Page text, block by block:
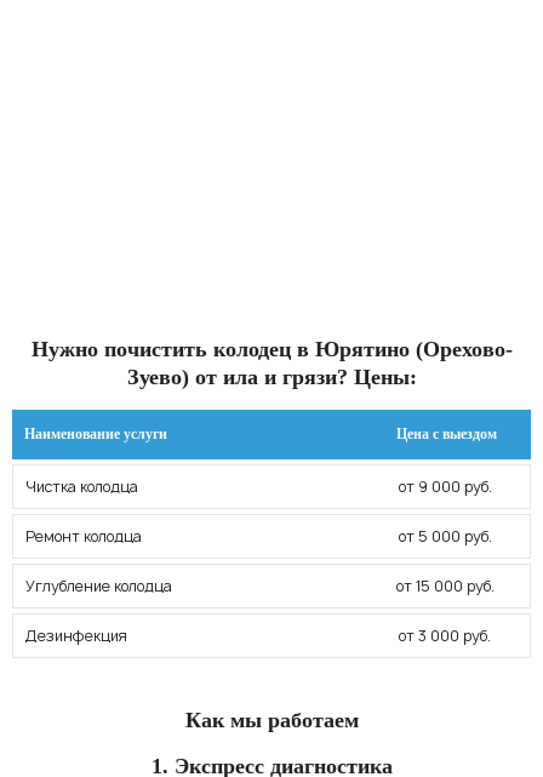
Нужно почистить колодец в Юрятино (Орехово-
Зуево) от ила и грязи? Цены:
Наименование услуги Цена с выездом
Чистка колодца от 9 000 руб.
Ремонт колодца от 5 000 руб.
Углубление колодца от 15 000 руб.
Дезинфекция от 3 000 руб.
Как мы работаем
1. Экспресс диагностика